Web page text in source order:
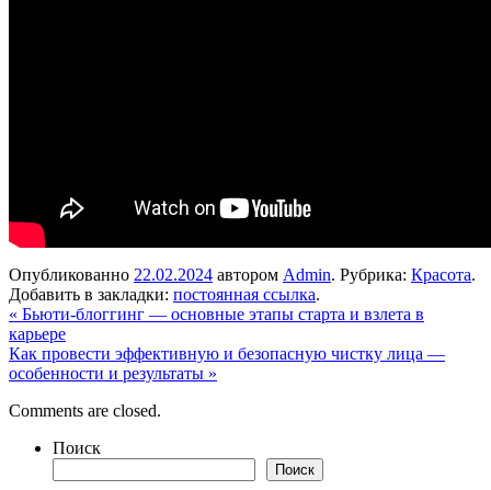
Опубликованно 22.02.2024 автором Admin. Рубрика: Красота.
Добавить в закладки: постоянная ссылка.
« Бьюти-блоггинг — основные этапы старта и взлета в
карьере
Как провести эффективную и безопасную чистку лица —
особенности и результаты »
Comments are closed.
Поиск
Поиск